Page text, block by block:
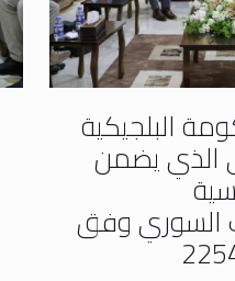
البلجيكية
الذي يضمن
السوري وفق